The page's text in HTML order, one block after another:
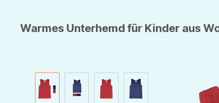
Warmes Unterhemd für Kinder aus
Bildergalerie überspringen